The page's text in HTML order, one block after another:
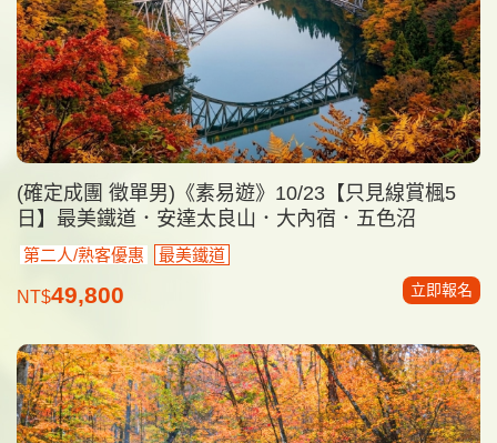
(確定成團 徵單男)《素易遊》10/23【只見線賞楓5
日】最美鐵道．安達太良山．大內宿．五色沼
第二人/熟客優惠 最美鐵道
NT$49,800 立即報名